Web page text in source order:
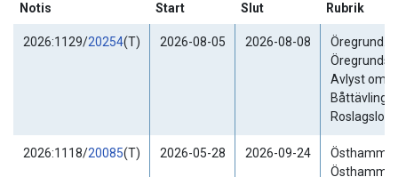
Notis Start Slut Rubrik
2026:1129/20254(T) 2026-08-05 2026-08-08
Öregrund.
Avlyst
2026:1118/20085(T) 2026-05-28 2026-09-24